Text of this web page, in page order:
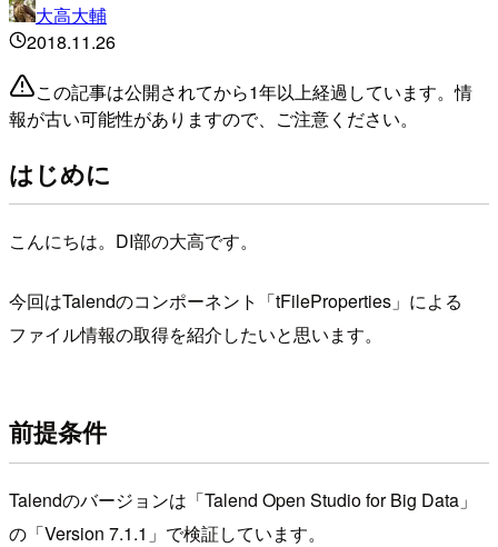
大高大輔
2018.11.26
この記事は公開されてから1年以上経過しています。情
報が古い可能性がありますので、ご注意ください。
はじめに
こんにちは。DI部の大高です。
今回はTalendのコンポーネント「tFileProperties」による
ファイル情報の取得を紹介したいと思います。
前提条件
Talendのバージョンは「Talend Open Studio for Big Data」
の「Version 7.1.1」で検証しています。